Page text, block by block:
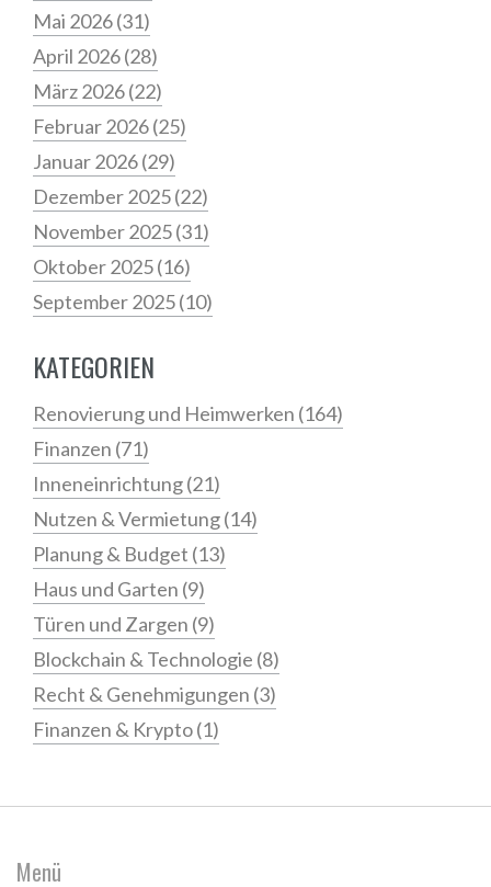
Mai 2026(31)
April 2026(28)
März 2026(22)
Februar 2026(25)
Januar 2026(29)
Dezember 2025(22)
November 2025(31)
Oktober 2025(16)
September 2025(10)
KATEGORIEN
Renovierung und Heimwerken (164)
Finanzen (71)
Inneneinrichtung(21)
Nutzen & Vermietung(14)
Planung & Budget (13)
Haus und Garten (9)
Türen und Zargen (9)
Blockchain & Technologie (8)
Recht & Genehmigungen (3)
Finanzen & Krypto(1)
Menü